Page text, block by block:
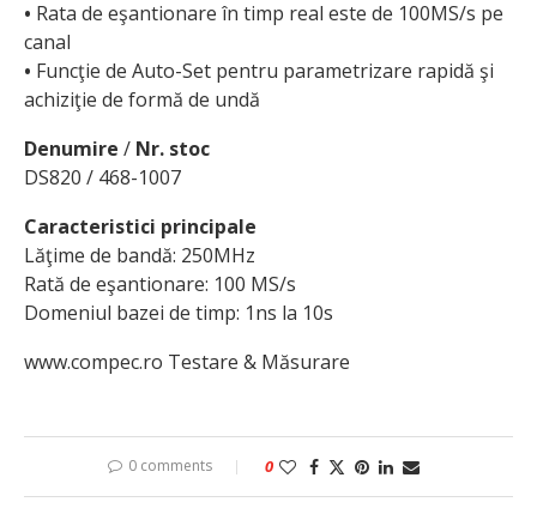
• Rata de eşantionare în timp real este de 100MS/s pe
canal
• Funcţie de Auto-Set pentru parametrizare rapidă şi
achiziţie de formă de undă
Denumire / Nr. stoc
DS820 / 468-1007
Caracteristici principale
Lăţime de bandă: 250MHz
Rată de eşantionare: 100 MS/s
Domeniul bazei de timp: 1ns la 10s
www.compec.ro Testare & Măsurare
0 comments 0